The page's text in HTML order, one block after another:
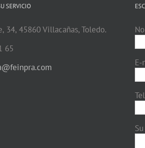
SERVICIO
34, 45860 Villacañas, Toledo.
65